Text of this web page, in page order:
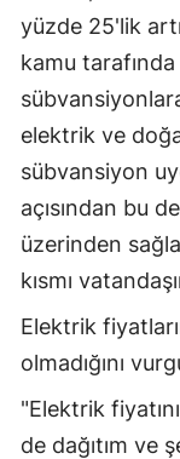
yüzde 25'lik
kamu
elektrik ve
sübvansiyon
açısından bu
üzerinden
kısmı
Elektrik
olmadığını
"Elektrik
de dağıtım ve